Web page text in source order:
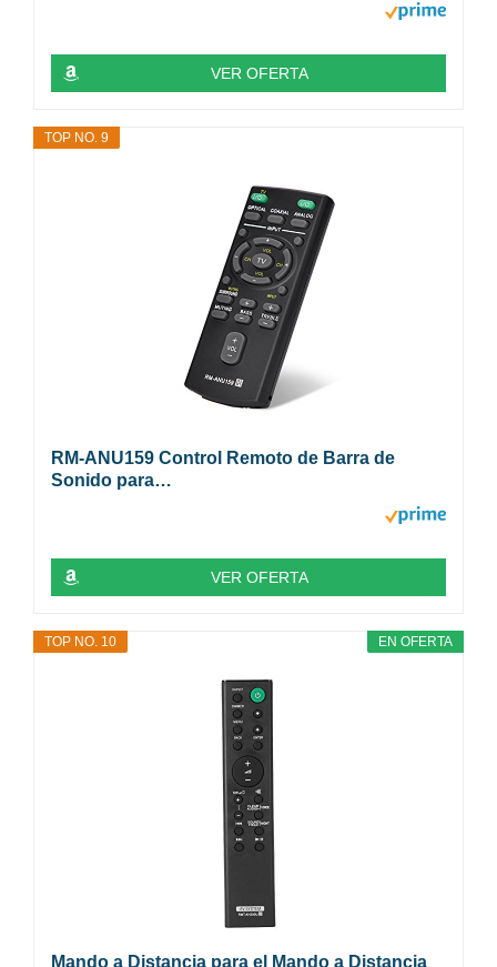
VER OFERTA
TOP NO. 9
RM-ANU159 Control Remoto de Barra de
Sonido para…
VER OFERTA
EN OFERTA
TOP NO. 10
Mando a Distancia para el Mando a Distancia